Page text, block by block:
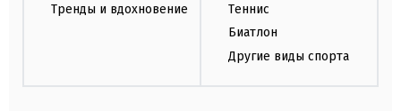
Тренды и вдохновение
Теннис
Биатлон
Другие виды спорта